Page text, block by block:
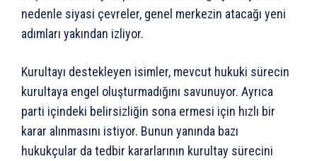
nedenle siyasi çevreler, genel merkezin atacağı yeni
adımları yakından izliyor.
Kurultayı destekleyen isimler, mevcut hukuki sürecin
kurultaya engel oluşturmadığını savunuyor. Ayrıca
parti içindeki belirsizliğin sona ermesi için hızlı bir
karar alınmasını istiyor. Bunun yanında bazı
hukukçular da tedbir kararlarının kurultay sürecini